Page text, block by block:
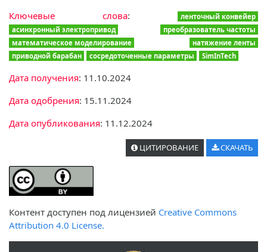
Ключевые слова:
ленточный конвейер
асинхронный электропривод
преобразователь частоты
математическое моделирование
натяжение ленты
приводной барабан
сосредоточенные параметры SimInTech
Дата получения: 11.10.2024
Дата одобрения: 15.11.2024
Дата опубликования: 11.12.2024
ЦИТИРОВАНИЕ СКАЧАТЬ
Контент доступен под лицензией Creative Commons
Attribution 4.0 License.